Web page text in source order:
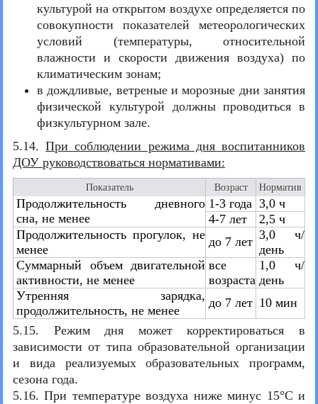
культурой на открытом воздухе определяется по
совокупности показателей метеорологических
условий (температуры, относительной
влажности и скорости движения воздуха) по
климатическим зонам;
в дождливые, ветреные и морозные дни занятия
физической культурой должны проводиться в
физкультурном зале.
5.14.При соблюдении режима дня воспитанников
ДОУ руководствоваться нормативами:
Показатель Возраст Норматив
Продолжительность дневного
сна, не менее
1-3 года 3,0 ч
4-7 лет
2,5 ч
Продолжительность прогулок, не
менее
до 7 лет 3,0 ч/
день
Суммарный объем двигательной
активности, не менее
все
возраста
1,0 ч/
день
Утренняя зарядка,
продолжительность, не менее
до 7 лет 10 мин
5.15. Режим дня может корректироваться в
зависимости от типа образовательной организации
и вида реализуемых образовательных программ,
сезона года.
5.16. При температуре воздуха ниже минус 15°С и